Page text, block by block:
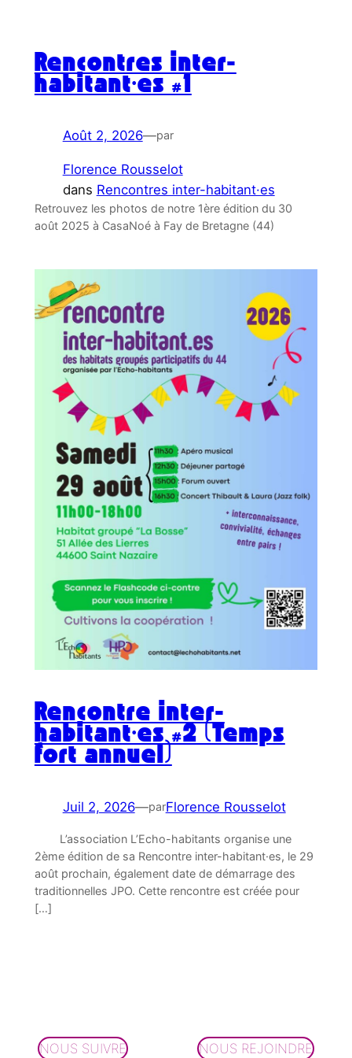
Rencontres inter-
habitant·es #1
Août 2, 2026—par
Florence Rousselot
dans Rencontres inter-habitant·es
Retrouvez les photos de notre 1ère édition du 30
août 2025 à CasaNoé à Fay de Bretagne (44)
Rencontre inter-
habitant·es #2 (Temps
fort annuel)
Juil 2, 2026—parFlorence Rousselot
L’association L’Echo-habitants organise une
2ème édition de sa Rencontre inter-habitant·es, le 29
août prochain, également date de démarrage des
traditionnelles JPO. Cette rencontre est créée pour
[…]
NOUS SUIVRE NOUS REJOINDRE